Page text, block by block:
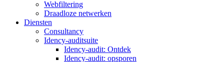
Webfiltering
Draadloze netwerken
Diensten
Consultancy
Idency-auditsuite
Idency-audit: Ontdek
Idency-audit: opsporen